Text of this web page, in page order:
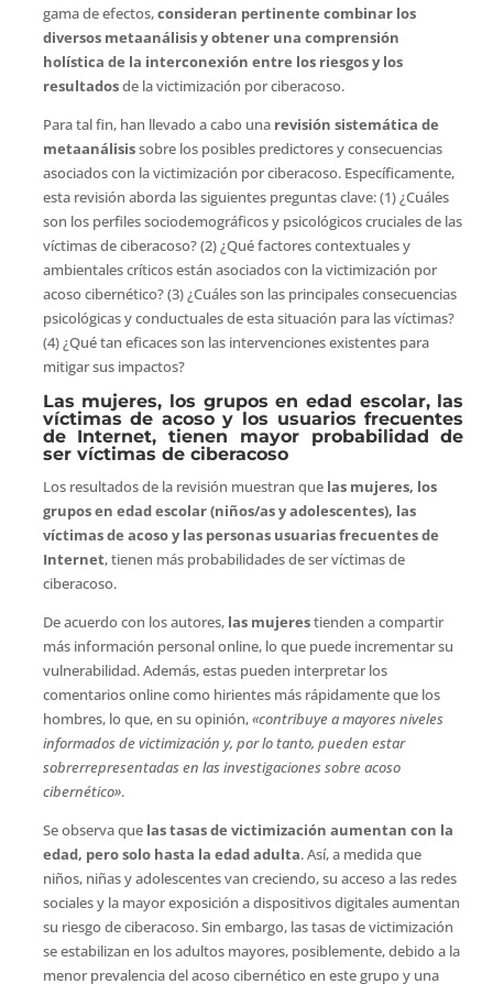
gama de efectos,consideran pertinente combinar los
diversos metaanálisis y obtener una comprensión
holística de la interconexión entre los riesgos y los
resultadosde la victimización por ciberacoso.
Para tal fin, han llevado a cabo una revisión sistemática de
metaanálisissobre los posibles predictores y consecuencias
asociados con la victimización por ciberacoso. Específicamente,
esta revisión aborda las siguientes preguntas clave: (1) ¿Cuáles
son los perfiles sociodemográficos y psicológicos cruciales de las
víctimas de ciberacoso? (2) ¿Qué factores contextuales y
ambientales críticos están asociados con la victimización por
acoso cibernético? (3) ¿Cuáles son las principales consecuencias
psicológicas y conductuales de esta situación para las víctimas?
(4) ¿Qué tan eficaces son las intervenciones existentes para
mitigar sus impactos?
Las mujeres, los grupos en edad escolar, las
víctimas de acoso y los usuarios frecuentes
de Internet, tienen mayor probabilidad de
ser víctimas de ciberacoso
Los resultados de la revisión muestran quelas mujeres, los
grupos en edad escolar (niños/as y adolescentes), las
víctimas de acoso y las personas usuarias frecuentes de
Internet, tienen más probabilidades de ser víctimas de
ciberacoso.
De acuerdo con los autores, las mujerestienden a compartir
más información personal online, lo que puede incrementar su
vulnerabilidad. Además, estas pueden interpretar los
comentarios online como hirientes más rápidamente que los
hombres, lo que, en su opinión,«contribuye a mayores niveles
informados de victimización y, por lo tanto, pueden estar
sobrerrepresentadas en las investigaciones sobre acoso
cibernético».
Se observa que las tasas de victimización aumentan con la
edad, pero solo hasta la edad adulta. Así, a medida que
niños, niñas y adolescentes van creciendo, su acceso a las redes
sociales y la mayor exposición a dispositivos digitales aumentan
su riesgo de ciberacoso. Sin embargo, las tasas de victimización
se estabilizan en los adultos mayores, posiblemente, debido a la
menor prevalencia del acoso cibernético en este grupo y una